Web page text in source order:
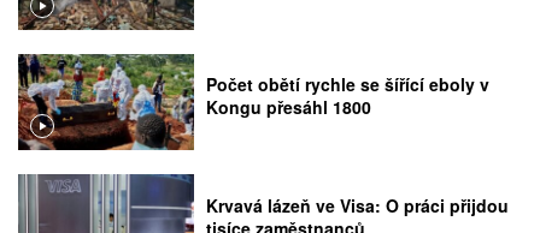
Počet obětí rychle se šířící eboly v
Kongu přesáhl 1800
Krvavá lázeň ve Visa: O práci přijdou
tisíce zaměstnanců